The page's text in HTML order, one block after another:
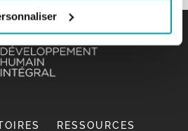
RESSOURCES